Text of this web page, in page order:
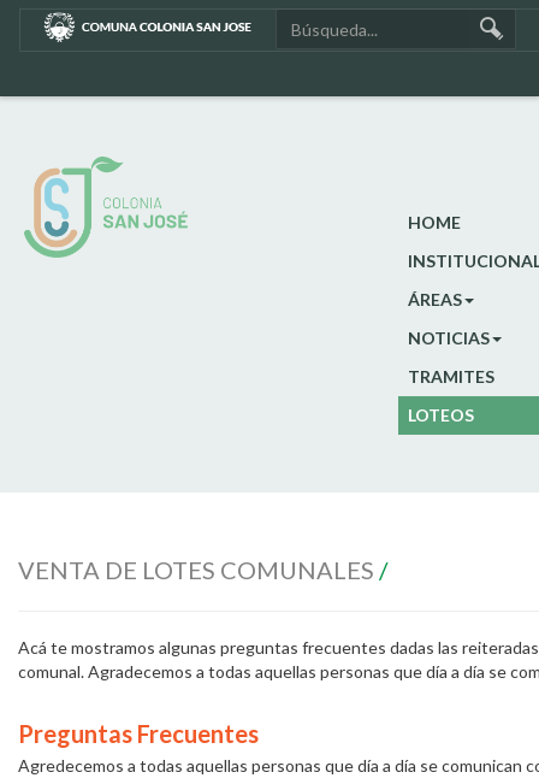
HOME
ÁREAS
NOTICIAS
TRAMITES
LOTEOS
VENTA DE LOTES COMUNALES /
Acá te mostramos algunas preguntas frecuentes dadas las
comunal. Agradecemos a todas aquellas personas que día a día se
Preguntas Frecuentes
Agredecemos a todas aquellas personas que día a día se comunican